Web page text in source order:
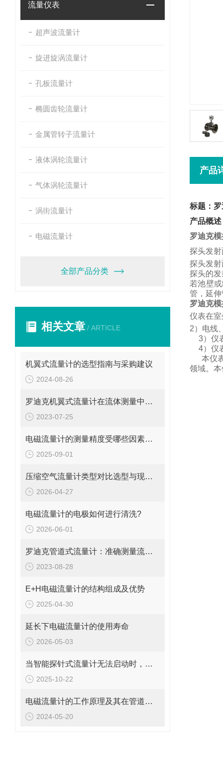
流量仪表
超声波流量计
旋进旋涡流量计
孔板流量计
椭圆齿轮流量计
金属管转子流量计
液体涡轮流量计
气体涡轮流量计
涡街流量计
电磁流量计
全部产品分类
相关文章 / ARTICLE
机翼式流量计的选型指南与采购建议
2024-08-26
罗迪克机翼式流量计在流体测量中的重要性
2023-07-25
电磁流量计的测量精度受哪些因素影响?
2025-09-01
压缩空气流量计类型对比选型与现场安装维修要点
2026-04-27
电磁流量计的电极如何进行清洗?
2026-06-01
罗迪克管道式流量计：准确测量流体的精密工具
2023-08-28
E+H电磁流量计的结构组成及优势
2025-04-30
延长下电磁流量计的使用寿命
2026-05-03
当智能探针式流量计无法启动时，您应该检查这些地方
2025-10-22
电磁流量计的工作原理及其在管道系统中的应用
2024-05-20
产品
标题：
产品概述
罗迪克
探头发
探头发
探头的
若池壁
管， 延
罗迪克
仪表在
2）电线
3）仪
4）仪
本仪
领域。 本